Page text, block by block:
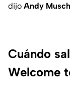
dijo Andy
Cuándo
Welcome